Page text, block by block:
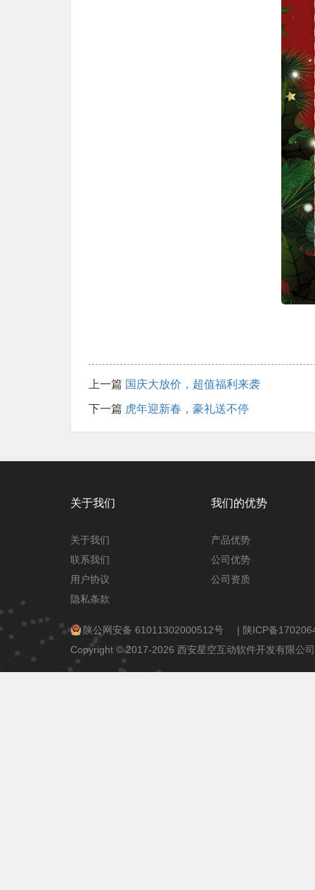
上一篇 国庆大放价，超值福利来袭
下一篇 虎年迎新春，豪礼送不停
关于我们
关于我们
联系我们
用户协议
隐私条款
我们的优势
产品优势
公司优势
公司资质
陕公网安备 61011302000512号 | 陕ICP备
Copyright © 2017-2026 西安星空互动软件开发有限公